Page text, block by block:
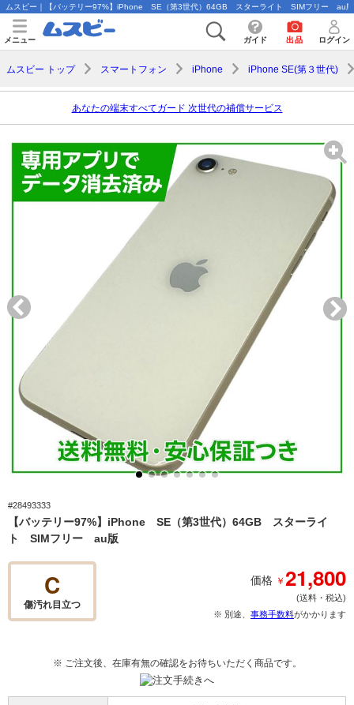
ムスビー｜【バッテリー97%】iPhone SE（第3世代）64GB スターライト SIMフリー au版
メニュー ガイド 出品 ログイン
ムスビー トップ スマートフォン iPhone iPhone SE(第３世代)
あなたの端末すべてガード 次世代の補償サービス
#28493333
【バッテリー97%】iPhone SE（第3世代）64GB スターライ
ト SIMフリー au版
C
傷汚れ目立つ
価格 ￥21,800
(送料・税込)
※ 別途、 事務手数料がかかります
※ ご注文後、在庫有無の確認をお待ちいただく商品です。